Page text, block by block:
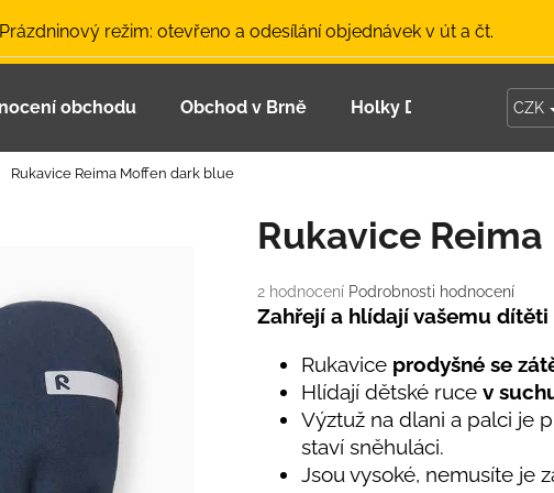
režim: otevřeno a odesílání objednávek v út a čt.
obchodu Obchod v Brně Holky Dupeťačky CZK
Rukavice Reima Moffen dark blue
Průměrné
hodnocení
produktu
hvězdiček.
2 hodnocení Podrobnosti hodnocení
Rukavice
Zahřejí a hlídají vašemu dítěti
Rukavice prodyšné se
Hlídají dětské ruce v
Výztuž na dlani a palci je
staví sněhuláci.
Jsou vysoké, nemusíte je
Co potřebujete najít?
Doporučujeme
LETNÍ ČEPICE UV 30 SVĚTLE MODRÁ
BAMBUSOVÉ TRIKO